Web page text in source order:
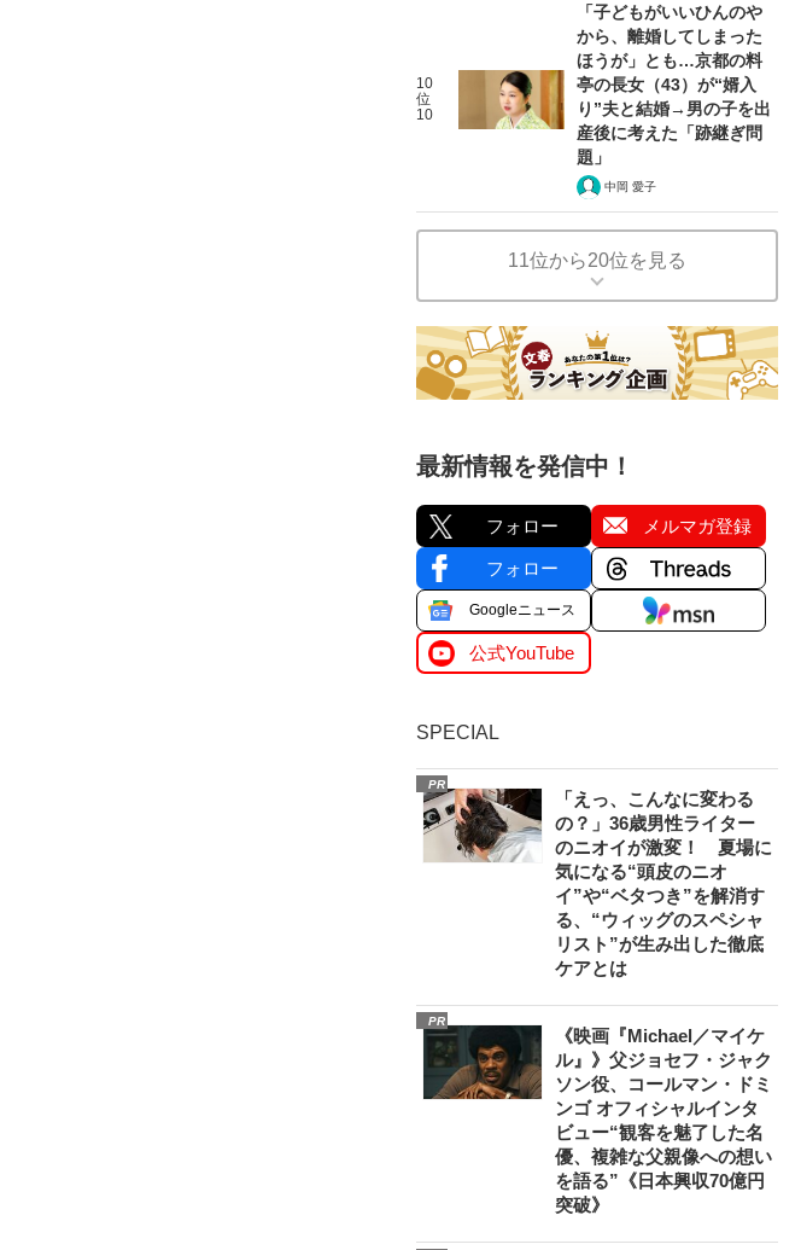
10
位
10
「子どもがいいひんのや
から、離婚してしまった
ほうが」とも…京都の料
亭の長女（43）が“婿入
り”夫と結婚→男の子を出
産後に考えた「跡継ぎ問
題」
中岡 愛子
11位から20位を見る
最新情報を発信中！
フォロー メルマガ登録
フォロー
Googleニュース
公式YouTube
SPECIAL
PR
「えっ、こんなに変わる
の？」36歳男性ライター
のニオイが激変！ 夏場に
気になる“頭皮のニオ
イ”や“ベタつき”を解消す
る、“ウィッグのスペシャ
リスト”が生み出した徹底
ケアとは
PR
《映画『Michael／マイケ
ル』》父ジョセフ・ジャク
ソン役、コールマン・ドミ
ンゴ オフィシャルインタ
ビュー“観客を魅了した名
優、複雑な父親像への想い
を語る”《日本興収70億円
突破》